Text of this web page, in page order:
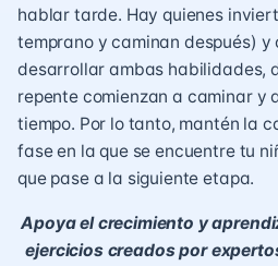
hablar tarde. Hay quienes
temprano y caminan después) y
desarrollar ambas habilidades,
repente comienzan a caminar y
tiempo. Por lo tanto, mantén la
fase en la que se encuentre tu
que pase a la siguiente etapa.
Apoya el crecimiento y
ejercicios creados por